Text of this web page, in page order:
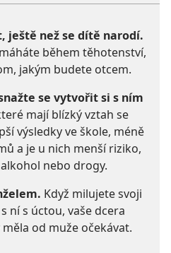
ještě než se dítě narodí.
během těhotenství,
jakým budete otcem.
se vytvořit si s ním
mají blízký vztah se
výsledky ve škole, méně
a je u nich menší riziko,
nebo drogy.
Když milujete svoji
ní s úctou, vaše dcera
od muže očekávat.